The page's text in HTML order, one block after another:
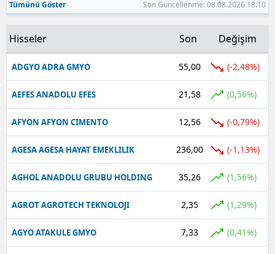
Yalova
Karabük
Kilis
Osmaniye
Düzce
Tümünü Göster Son Güncellenme: 08.08.2026 18:10
Hisseler Son Değişim
ADGYO ADRA GMYO 55,00 (-2,48%)
AEFES ANADOLU EFES 21,58 (0,56%)
AFYON AFYON CIMENTO 12,56 (-0,79%)
AGESA AGESA HAYAT EMEKLILIK 236,00 (-1,13%)
AGHOL ANADOLU GRUBU HOLDING 35,26 (1,56%)
AGROT AGROTECH TEKNOLOJI 2,35 (1,29%)
AGYO ATAKULE GMYO 7,33 (0,41%)